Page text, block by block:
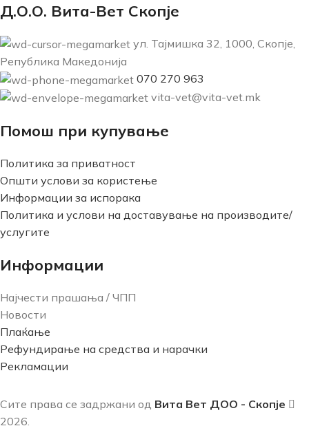
Д.О.О. Вита-Вет Скопје
ул. Тајмишка 32, 1000, Скопје,
Република Македонија
070 270 963
vita-vet@vita-vet.mk
Помош при купување
Политика за приватност
Општи услови за користење
Информации за испорака
Политика и услови на доставување на производите/
услугите
Информации
Најчести прашања / ЧПП
Новости
Плаќање
Рефундирање на средства и нарачки
Рекламации
Сите права се задржани од Вита Вет ДОО - Скопје
2026.